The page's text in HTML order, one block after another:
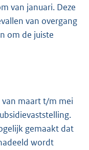
van januari. Deze
van overgang
om de juiste
maart t/m mei
gemaakt dat
wordt